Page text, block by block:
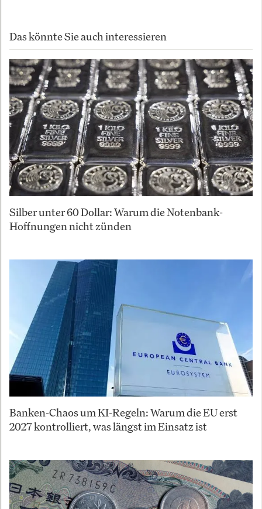
Das könnte Sie auch interessieren
Silber unter 60 Dollar: Warum die Notenbank-
Hoffnungen nicht zünden
Banken-Chaos um KI-Regeln: Warum die EU erst
2027 kontrolliert, was längst im Einsatz ist